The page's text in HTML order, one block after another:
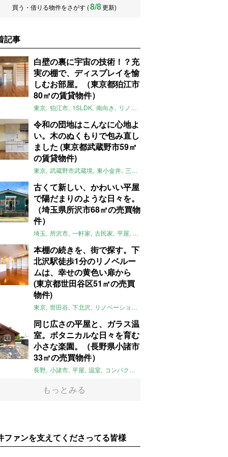
買う・借りる物件をさがす (8/8更新)
記事
白壁の裏に宇宙の技術！？充
実の棚で、ディスプレイを愉
しむお部屋。（東京都狛江市
80㎡の賃貸物件）
東京 狛江市 1SLDK 南向き リノベ
令和の団地はこんなに心地よ
い。木のぬくもりで包み直し
ました (東京都武蔵野市59㎡
の賃貸物件)
東京 武蔵野市武蔵境 東小金井 三鷹
古くて新しい、かわいい平屋
で陽だまりのような日々を。
（埼玉県所沢市68㎡の売買物
件）
埼玉 所沢市 一軒家 古民家 平屋 庭
本棚の続きを、街で探す。下
北沢駅徒歩1分のリノベルー
ムは、幸せの黄色い扉から
(東京都世田谷区51㎡の売買
物件)
東京 世田谷 下北沢 リノベーション
同じ広さの平屋と、ガラス温
室。ボタニカルな日々を育む
小さな楽園。（長野県小諸市
33㎡の売買物件）
長野 小諸市 平屋 温室 コンパクト
もっとみる
ファンを支えてくださってる皆様